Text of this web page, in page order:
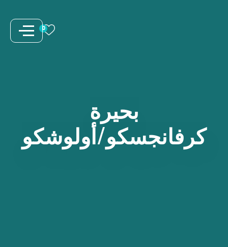
0
بحيرة
كرفانجسكو/أولوشكو